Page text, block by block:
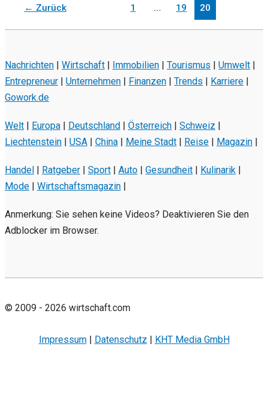
← Zurück 1 … 19 20
Nachrichten | Wirtschaft | Immobilien | Tourismus | Umwelt |
Entrepreneur | Unternehmen | Finanzen | Trends | Karriere |
Gowork.de
Welt | Europa | Deutschland | Österreich | Schweiz |
Liechtenstein | USA | China | Meine Stadt | Reise | Magazin |
Handel | Ratgeber | Sport | Auto | Gesundheit | Kulinarik |
Mode | Wirtschaftsmagazin |
Anmerkung: Sie sehen keine Videos? Deaktivieren Sie den
Adblocker im Browser.
© 2009 - 2026 wirtschaft.com
Impressum| Datenschutz | KHT Media GmbH